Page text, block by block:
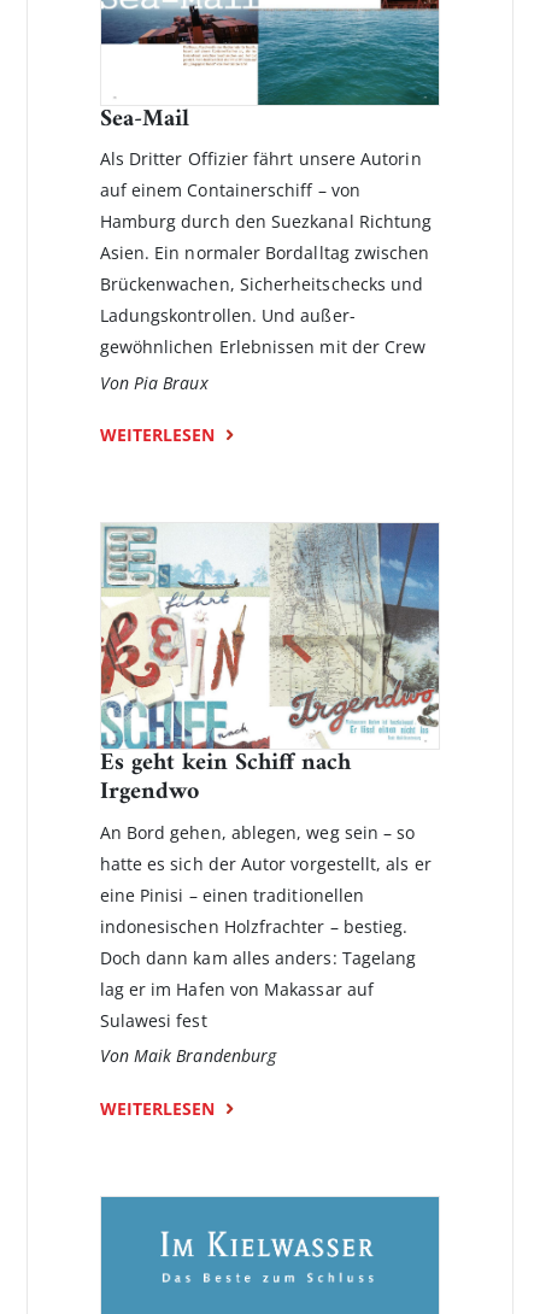
Sea-Mail
Als Dritter Offizier fährt unsere Autorin
auf einem Containerschiff – von
Hamburg durch den Suezkanal Richtung
Asien. Ein normaler Bordalltag zwischen
Brücken­wachen, Sicherheitschecks und
Ladungskontrollen. Und außer­
gewöhnlichen Erlebnissen mit der Crew
Von Pia Braux
WEITERLESEN
Es geht kein Schiff nach
Irgendwo
An Bord gehen, ablegen, weg sein – so
hatte es sich der Autor vorgestellt, als er
eine Pinisi – einen traditionellen
indonesischen Holzfrachter – bestieg.
Doch dann kam alles anders: Tagelang
lag er im Hafen von Makassar auf
Sulawesi fest
Von Maik Brandenburg
WEITERLESEN